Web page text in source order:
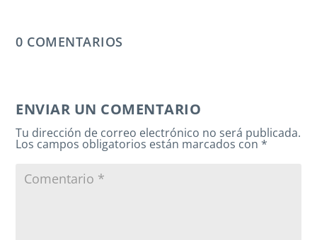
0 COMENTARIOS
ENVIAR UN COMENTARIO
Tu dirección de correo electrónico no será publicada.
Los campos obligatorios están marcados con*